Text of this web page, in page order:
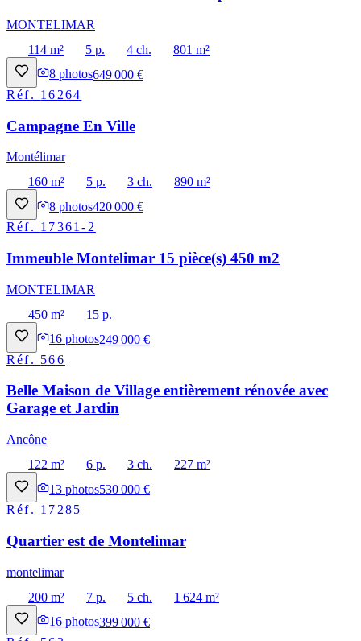
MONTELIMAR
114 m²
5 p. 4 ch.
801 m²
8 photos649 000 €
Réf. 16264
Campagne En Ville
Montélimar
160 m²
5 p. 3 ch.
890 m²
8 photos420 000 €
Réf. 17361-2
Immeuble Montelimar 15 pièce(s) 450 m2
MONTELIMAR
450 m²
15 p.
16 photos249 000 €
Réf. 566
Belle Maison de Village entièrement rénovée avec
Garage et Jardin
Ancône
122 m²
6 p. 3 ch.
227 m²
13 photos530 000 €
Réf. 17285
Quartier est de Montelimar
montelimar
200 m²
7 p. 5 ch.
1 624 m²
16 photos399 000 €